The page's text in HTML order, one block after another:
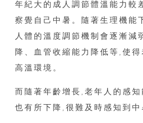
年紀大的成人調節體溫能力較
察覺自己中暑。隨著生理機能
人體的溫度調節機制會逐漸減
降、血管收縮能力降低等,使
高溫環境。
而隨著年齡增長,老年人的感
也有所下降,很難及時感知到